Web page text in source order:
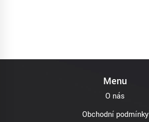
Menu
O nás
Obchodní podmínky